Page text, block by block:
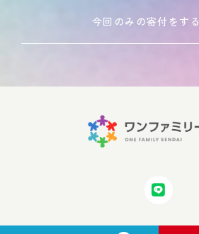
今回のみの寄付をする